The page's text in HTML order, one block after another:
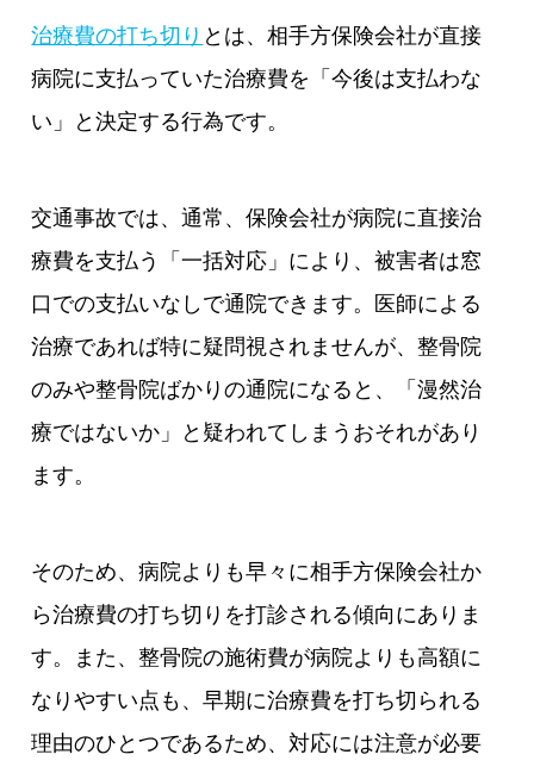
治療費の打ち切り とは、相手方保険会社が直接
病院に支払っていた治療費を「今後は支払わな
い」と決定する行為です。
交通事故では、通常、保険会社が病院に直接治
療費を支払う「一括対応」により、被害者は窓
口での支払いなしで通院できます。医師による
治療であれば特に疑問視されませんが、整骨院
のみや整骨院ばかりの通院になると、「漫然治
療ではないか」と疑われてしまうおそれがあり
ます。
そのため、病院よりも早々に相手方保険会社か
ら治療費の打ち切りを打診される傾向にありま
す。また、整骨院の施術費が病院よりも高額に
なりやすい点も、早期に治療費を打ち切られる
理由のひとつであるため、対応には注意が必要